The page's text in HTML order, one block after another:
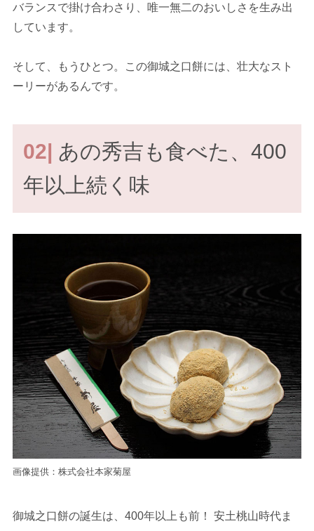
バランスで掛け合わさり、唯一無二のおいしさを生み出
しています。
そして、もうひとつ。この御城之口餅には、壮大なスト
ーリーがあるんです。
02| あの秀吉も食べた、400
年以上続く味
画像提供：株式会社本家菊屋
御城之口餅の誕生は、400年以上も前！ 安土桃山時代ま